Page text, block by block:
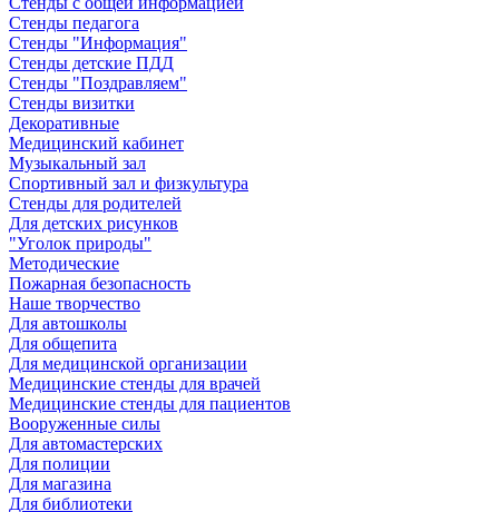
Стенды педагога
Стенды "Информация"
Стенды детские ПДД
Стенды "Поздравляем"
Стенды визитки
Декоративные
Медицинский кабинет
Музыкальный зал
Спортивный зал и физкультура
Стенды для родителей
Для детских рисунков
"Уголок природы"
Методические
Пожарная безопасность
Наше творчество
Для автошколы
Для общепита
Для медицинской организации
Медицинские стенды для врачей
Медицинские стенды для пациентов
Вооруженные силы
Для автомастерских
Для полиции
Для магазина
Для библиотеки